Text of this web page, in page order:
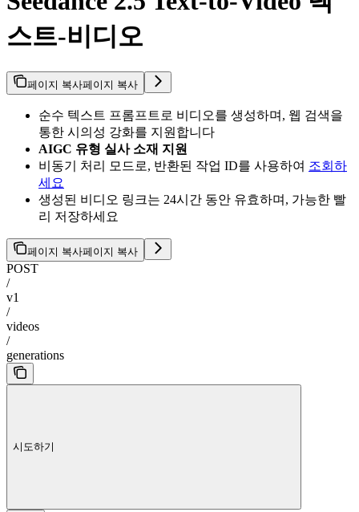
스트-비디오
페이지 복사페이지 복사
순수 텍스트 프롬프트로 비디오를 생성하며, 웹 검색을
통한 시의성 강화를 지원합니다
AIGC 유형 실사 소재 지원
비동기 처리 모드로, 반환된 작업 ID를 사용하여 조회하
세요
생성된 비디오 링크는 24시간 동안 유효하며, 가능한 빨
리 저장하세요
페이지 복사페이지 복사
POST
/
v1
/
videos
/
generations
시도하기